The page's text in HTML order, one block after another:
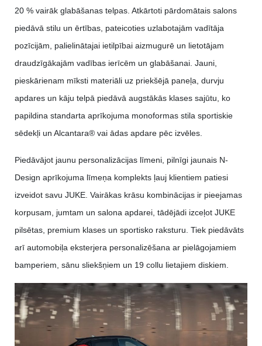
20 % vairāk glabāšanas telpas. Atkārtoti pārdomātais salons
piedāvā stilu un ērtības, pateicoties uzlabotajām vadītāja
pozīcijām, palielinātajai ietilpībai aizmugurē un lietotājam
draudzīgākajām vadības ierīcēm un glabāšanai. Jauni,
pieskārienam mīksti materiāli uz priekšējā paneļa, durvju
apdares un kāju telpā piedāvā augstākās klases sajūtu, ko
papildina standarta aprīkojuma monoformas stila sportiskie
sēdekļi un Alcantara® vai ādas apdare pēc izvēles.
Piedāvājot jaunu personalizācijas līmeni, pilnīgi jaunais N-
Design aprīkojuma līmeņa komplekts ļauj klientiem patiesi
izveidot savu JUKE. Vairākas krāsu kombinācijas ir pieejamas
korpusam, jumtam un salona apdarei, tādējādi izceļot JUKE
pilsētas, premium klases un sportisko raksturu. Tiek piedāvāts
arī automobiļa eksterjera personalizēšana ar pielāgojamiem
bamperiem, sānu sliekšņiem un 19 collu lietajiem diskiem.